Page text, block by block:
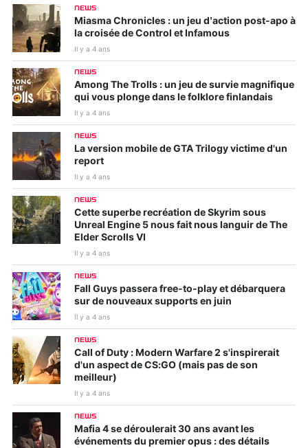
NEWS
Miasma Chronicles : un jeu d’action post-apo à
la croisée de Control et Infamous
Il y a 4 ans
NEWS
Among The Trolls : un jeu de survie magnifique
qui vous plonge dans le folklore finlandais
Il y a 4 ans
NEWS
La version mobile de GTA Trilogy victime d'un
report
Il y a 4 ans
NEWS
Cette superbe recréation de Skyrim sous
Unreal Engine 5 nous fait nous languir de The
Elder Scrolls VI
Il y a 4 ans
NEWS
Fall Guys passera free-to-play et débarquera
sur de nouveaux supports en juin
Il y a 4 ans
NEWS
Call of Duty : Modern Warfare 2 s'inspirerait
d'un aspect de CS:GO (mais pas de son
meilleur)
Il y a 4 ans
NEWS
Mafia 4 se déroulerait 30 ans avant les
événements du premier opus : des détails